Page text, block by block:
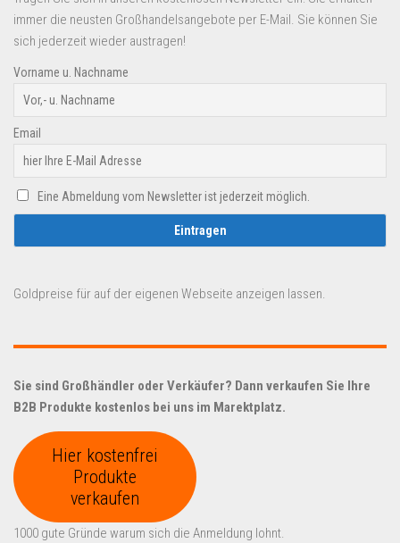
immer die neusten Großhandelsangebote per E-Mail. Sie können Sie
sich jederzeit wieder austragen!
Vorname u. Nachname
Email
Eine Abmeldung vom Newsletter ist jederzeit möglich.
Goldpreise für auf der eigenen Webseite anzeigen lassen.
Sie sind Großhändler oder Verkäufer? Dann verkaufen Sie Ihre
B2B Produkte kostenlos bei uns im Marektplatz.
Hier kostenfrei
Produkte
verkaufen
1000 gute Gründe warum sich die Anmeldung lohnt.